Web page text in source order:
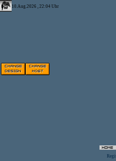
10.Aug.2026 , 22:04 Uhr